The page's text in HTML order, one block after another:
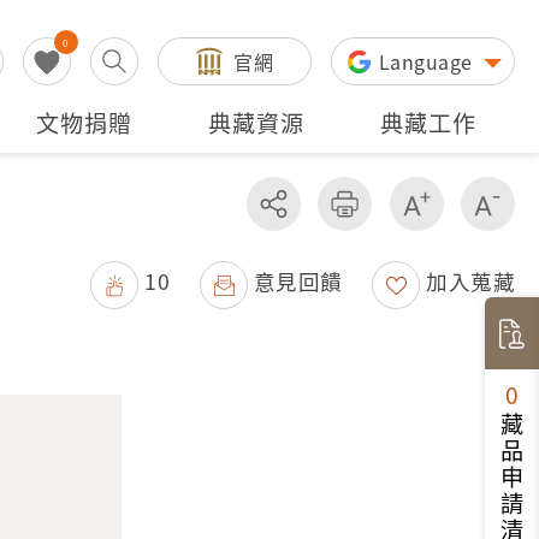
0
官網 Language
文物捐贈 典藏資源 典藏工作
分享 友善列印 增加字級
10 意見回饋 加入蒐藏
0
藏品申請清單